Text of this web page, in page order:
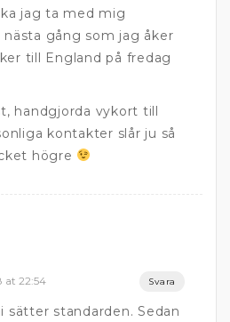
jag ta med mig
nästa gång som jag åker
till England på fredag
handgjorda vykort till
kontakter slår ju så
högre
at 22:54 Svara
sätter standarden. Sedan